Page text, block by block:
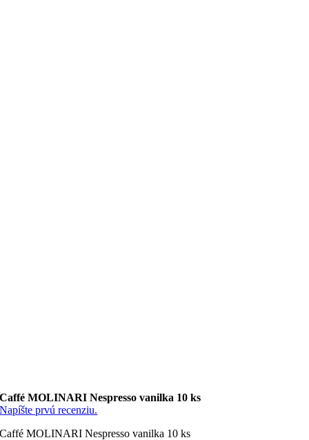
Caffé MOLINARI Nespresso vanilka 10 ks
Napíšte prvú recenziu.
Caffé MOLINARI Nespresso vanilka 10 ks